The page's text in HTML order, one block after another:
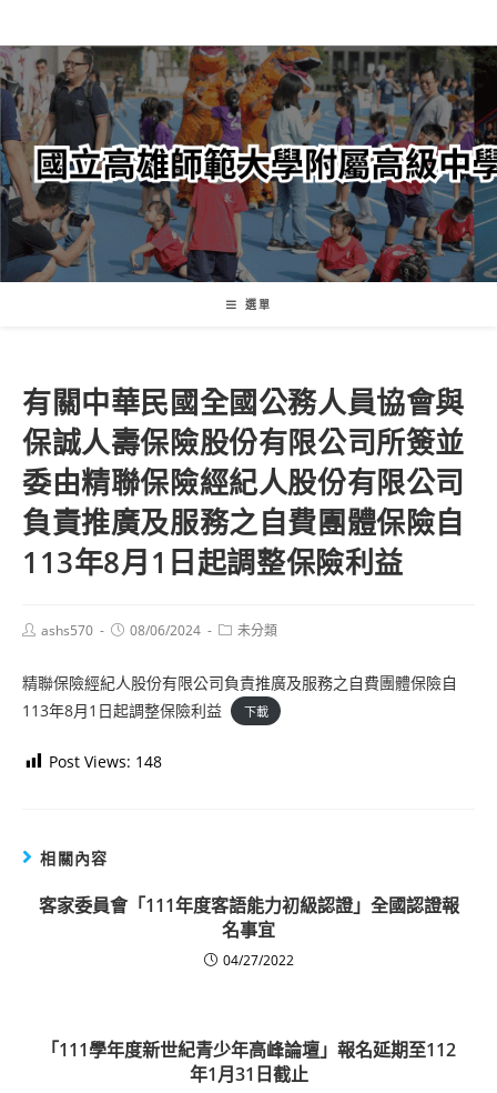
轉
至
主
內
容
選單
有關中華民國全國公務人員協會與
保誠人壽保險股份有限公司所簽並
委由精聯保險經紀人股份有限公司
負責推廣及服務之自費團體保險自
113年8月1日起調整保險利益
Postashs570
Post08/06/2024
Post未分類
精聯保險經紀人股份有限公司負責推廣及服務之自費團體保險自
113年8月1日起調整保險利益
下載
Post Views: 148
相關內容
客家委員會「111年度客語能力初級認證」全國認證報
名事宜
04/27/2022
「111學年度新世紀青少年高峰論壇」報名延期至112
年1月31日截止